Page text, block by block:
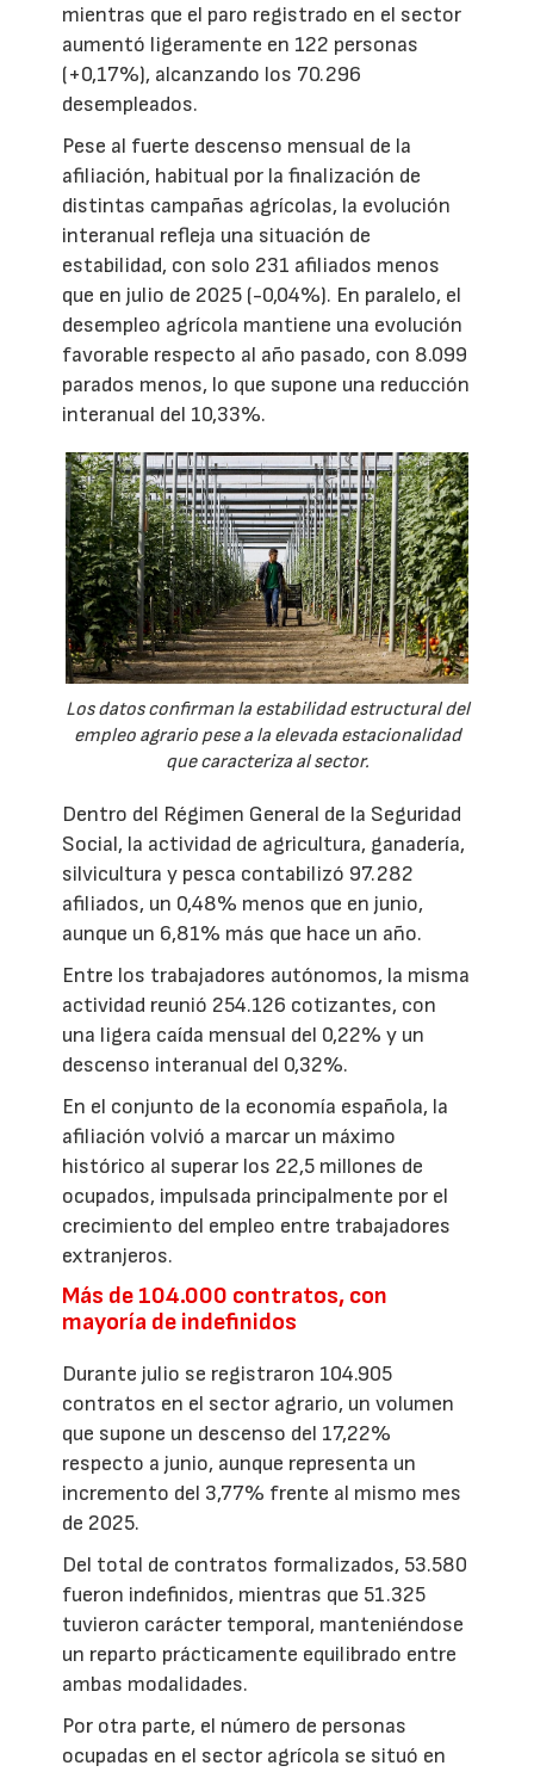
mientras que el paro registrado en el sector
aumentó ligeramente en 122 personas
(+0,17%), alcanzando los 70.296
desempleados.
Pese al fuerte descenso mensual de la
afiliación, habitual por la finalización de
distintas campañas agrícolas, la evolución
interanual refleja una situación de
estabilidad, con solo 231 afiliados menos
que en julio de 2025 (-0,04%). En paralelo, el
desempleo agrícola mantiene una evolución
favorable respecto al año pasado, con 8.099
parados menos, lo que supone una reducción
interanual del 10,33%.
Los datos confirman la estabilidad estructural del
empleo agrario pese a la elevada estacionalidad
que caracteriza al sector.
Dentro del Régimen General de la Seguridad
Social, la actividad de agricultura, ganadería,
silvicultura y pesca contabilizó 97.282
afiliados, un 0,48% menos que en junio,
aunque un 6,81% más que hace un año.
Entre los trabajadores autónomos, la misma
actividad reunió 254.126 cotizantes, con
una ligera caída mensual del 0,22% y un
descenso interanual del 0,32%.
En el conjunto de la economía española, la
afiliación volvió a marcar un máximo
histórico al superar los 22,5 millones de
ocupados, impulsada principalmente por el
crecimiento del empleo entre trabajadores
extranjeros.
Más de 104.000 contratos, con
mayoría de indefinidos
Durante julio se registraron 104.905
contratos en el sector agrario, un volumen
que supone un descenso del 17,22%
respecto a junio, aunque representa un
incremento del 3,77% frente al mismo mes
de 2025.
Del total de contratos formalizados, 53.580
fueron indefinidos, mientras que 51.325
tuvieron carácter temporal, manteniéndose
un reparto prácticamente equilibrado entre
ambas modalidades.
Por otra parte, el número de personas
ocupadas en el sector agrícola se situó en